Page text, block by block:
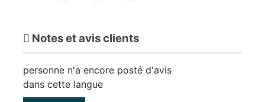
Notes et avis clients
personne n'a encore posté d'avis
dans cette langue